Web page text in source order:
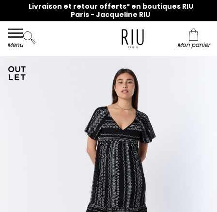
Livraison et retour offerts* en boutiques RIU
Paris - Jacqueline RIU
Menu Mon panier